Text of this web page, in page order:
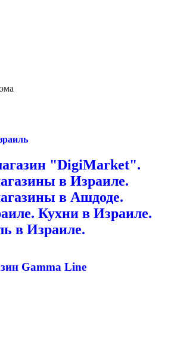
"DigiMarket".
в Израиле.
в Ашдоде.
Кухни в Израиле.
в Израиле.
Gamma Line